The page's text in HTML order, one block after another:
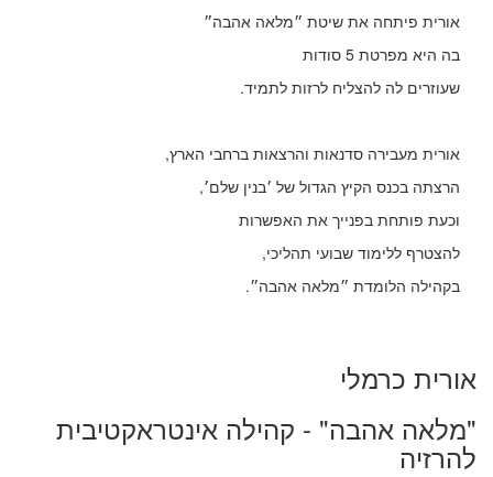
אורית פיתחה את שיטת ״מלאה אהבה״
בה היא מפרטת 5 סודות
שעוזרים לה להצליח לרזות לתמיד.
אורית מעבירה סדנאות והרצאות ברחבי הארץ,
הרצתה בכנס הקיץ הגדול של ׳בנין שלם׳,
וכעת פותחת בפנייך את האפשרות
להצטרף ללימוד שבועי תהליכי,
בקהילה הלומדת ״מלאה אהבה״.
אורית כרמלי
"מלאה אהבה" - קהילה אינטראקטיבית
להרזיה